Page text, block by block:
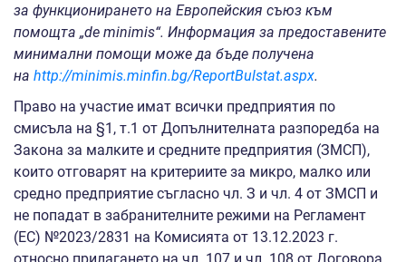
за функционирането на Европейския съюз към
помощта „de minimis“. Информация за предоставените
минимални помощи може да бъде получена
на http://minimis.minfin.bg/ReportBulstat.aspx.
Право на участие имат всички предприятия по
смисъла на §1, т.1 от Допълнителната разпоредба на
Закона за малките и средните предприятия (ЗМСП),
които отговарят на критериите за микро, малко или
средно предприятие съгласно чл. З и чл. 4 от ЗМСП и
не попадат в забранителните режими на Регламент
(EС) №2023/2831 на Комисията от 13.12.2023 г.